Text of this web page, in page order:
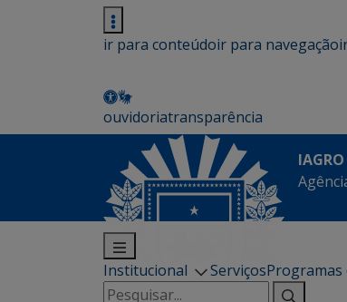
ir para conteúdoir para navegação
ouvidoriatransparência
IAGRO
Institucional ServiçosProgramas
Pesquisar